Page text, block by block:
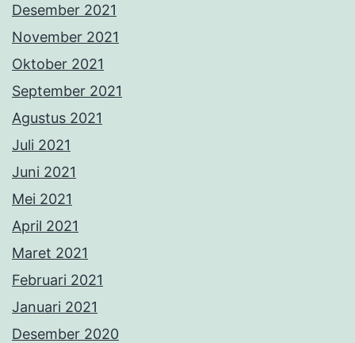
Desember 2021
November 2021
Oktober 2021
September 2021
Agustus 2021
Juli 2021
Juni 2021
Mei 2021
April 2021
Maret 2021
Februari 2021
Januari 2021
Desember 2020